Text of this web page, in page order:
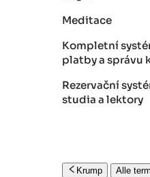
Meditace
Kompletní
platby a správu
Rezervační
studia a lektory
Krump Alle